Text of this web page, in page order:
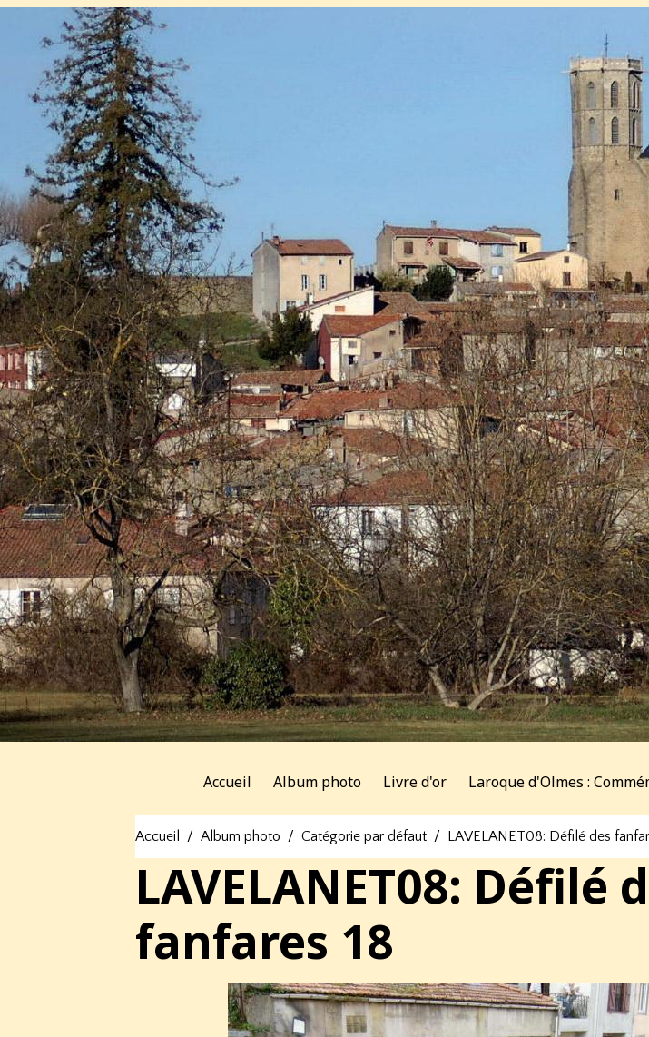
Accueil Album photo Livre d'or Laroque d'Olmes :
Accueil Album photo Catégorie par défaut LAVELANET08: Défilé des
LAVELANET08: Défilé
fanfares 18